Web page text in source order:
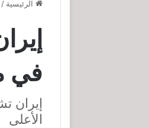
الرئيسية /
في
إيران
الأعلى